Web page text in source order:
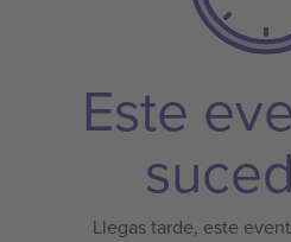
Este
Llegas tarde, este